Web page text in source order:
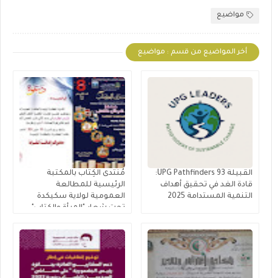
مواضيع
أخر المواضيع من قسم : مواضيع
القبيلة 93 UPG Pathfinders:
قادة الغد في تحقيق أهداف
التنمية المستدامة 2025
مُنتدى الكِتاب بالمكتبة
الرئيسية للمطالعة
العمومية لولاية سكيكدة
تحت شِعار "المرأة والكتاب"